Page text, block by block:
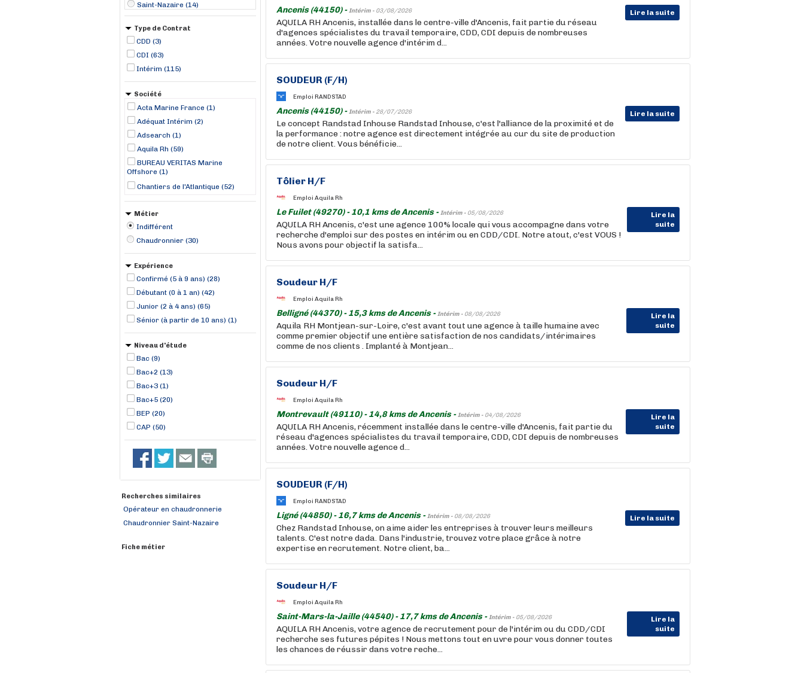
Saint-Nazaire (14)
Coëx (5)
Mouilleron-le-Captif (5)
Le Poiré-sur-Vie (4)
Angers (3)
Carquefou (3)
Type de Contrat
CDD (3)
CDI (63)
Intérim (115)
Société
Acta Marine France (1)
Adéquat Intérim (2)
Adsearch (1)
Aquila Rh (59)
BUREAU VERITAS Marine
Offshore (1)
Chantiers de l'Atlantique (52)
CMA-CGM (1)
DOMINO RH (3)
JUBIL INTERIM (2)
LD TIDE (1)
Manpower (13)
RANDSTAD (43)
Stoldt Partner Limited (1)
TOMA Interim (1)
Métier
Indifférent
Chaudronnier (30)
Expérience
Confirmé (5 à 9 ans) (28)
Débutant (0 à 1 an) (42)
Junior (2 à 4 ans) (65)
Sénior (à partir de 10 ans) (1)
Niveau d'étude
Bac (9)
Bac+2 (13)
Bac+3 (1)
Bac+5 (20)
BEP (20)
CAP (50)
Recherches similaires
Opérateur en chaudronnerie
Chaudronnier Saint-Nazaire
Fiche métier
Ancenis (44150) -Intérim - 03/08/2026 Lire la suite
AQUILA RH Ancenis, installée dans le centre-ville d'Ancenis, fait partie du réseau
d'agences spécialistes du travail temporaire, CDD, CDI depuis de nombreuses
années. Votre nouvelle agence d'intérim d...
SOUDEUR (F/H)
Emploi RANDSTAD
Ancenis (44150) -Intérim - 28/07/2026 Lire la suite
Le concept Randstad Inhouse Randstad Inhouse, c'est l'alliance de la proximité et de
la performance : notre agence est directement intégrée au cur du site de production
de notre client. Vous bénéficie...
Tôlier H/F
Emploi Aquila Rh
Le Fuilet (49270) - 10,1 kms de Ancenis -Intérim - 05/08/2026
Lire la
suite
AQUILA RH Ancenis, c'est une agence 100% locale qui vous accompagne dans votre
recherche d'emploi sur des postes en intérim ou en CDD/CDI. Notre atout, c'est VOUS !
Nous avons pour objectif la satisfa...
Soudeur H/F
Emploi Aquila Rh
Belligné (44370) - 15,3 kms de Ancenis -Intérim - 08/08/2026
Lire la
suite
Aquila RH Montjean-sur-Loire, c'est avant tout une agence à taille humaine avec
comme premier objectif une entière satisfaction de nos candidats/intérimaires
comme de nos clients . Implanté à Montjean...
Soudeur H/F
Emploi Aquila Rh
Montrevault (49110) - 14,8 kms de Ancenis -Intérim - 04/08/2026
Lire la
suite
AQUILA RH Ancenis, récemment installée dans le centre-ville d'Ancenis, fait partie du
réseau d'agences spécialistes du travail temporaire, CDD, CDI depuis de nombreuses
années. Votre nouvelle agence d...
SOUDEUR (F/H)
Emploi RANDSTAD
Ligné (44850) - 16,7 kms de Ancenis -Intérim - 08/08/2026 Lire la suite
Chez Randstad Inhouse, on aime aider les entreprises à trouver leurs meilleurs
talents. C'est notre dada. Dans l'industrie, trouvez votre place grâce à notre
expertise en recrutement. Notre client, ba...
Soudeur H/F
Emploi Aquila Rh
Saint-Mars-la-Jaille (44540) - 17,7 kms de Ancenis -Intérim - 05/08/2026
Lire la
suite
AQUILA RH Ancenis, votre agence de recrutement pour de l'intérim ou du CDD/CDI
recherche ses futures pépites ! Nous mettons tout en uvre pour vous donner toutes
les chances de réussir dans votre reche...